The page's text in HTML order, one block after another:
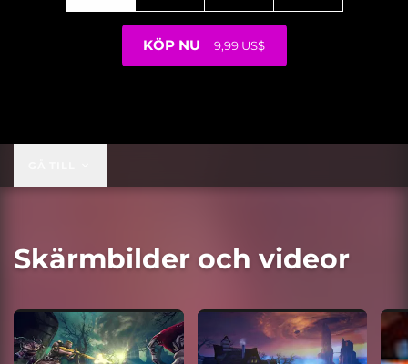
KÖP NU 9,99 US$
Skärmbilder och videor